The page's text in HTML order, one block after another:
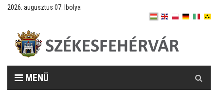
2026. augusztus 07. Ibolya
MENÜ